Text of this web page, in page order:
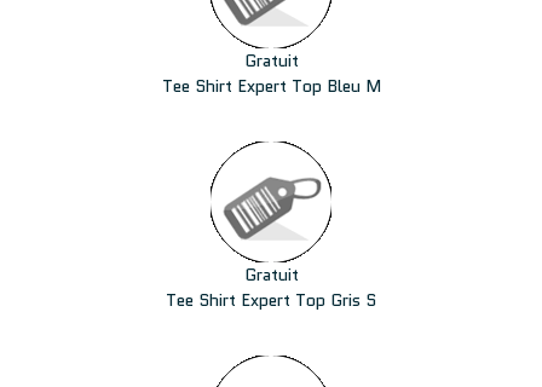
Gratuit
Tee Shirt Expert Top Bleu M
Gratuit
Tee Shirt Expert Top Gris S